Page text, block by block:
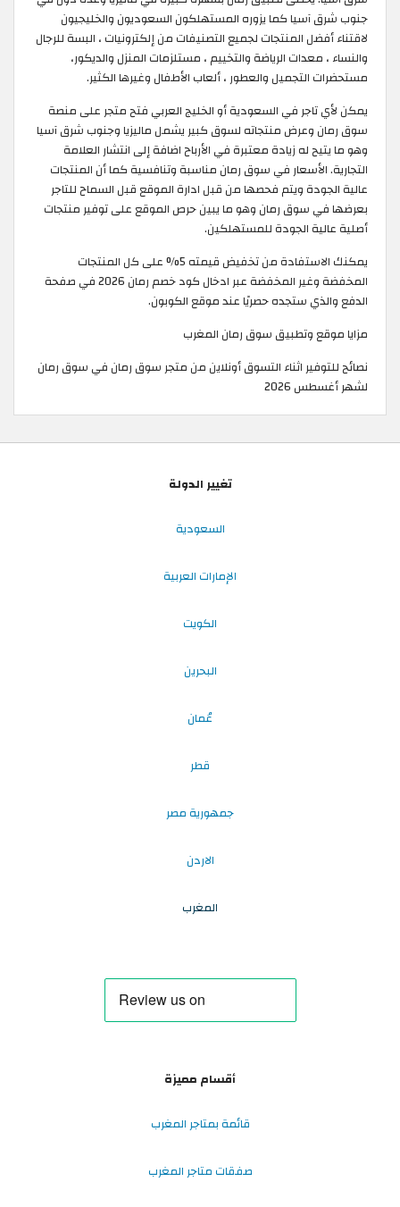
جنوب شرق آسيا كما يزوره المستهلكون السعوديون والخليجيون
لاقتناء أفضل المنتجات لجميع التصنيفات من إلكترونيات ، البسة للرجال
والنساء ، معدات الرياضة والتخييم ، مستلزمات المنزل والديكور،
مستحضرات التجميل والعطور ، ألعاب الأطفال وغيرها الكثير.
يمكن لأي تاجر في السعودية أو الخليج العربي فتح متجر على منصة
سوق رمان وعرض منتجاته لسوق كبير يشمل ماليزيا وجنوب شرق آسيا
وهو ما يتيح له زيادة معتبرة في الأرباح اضافة إلى انتشار العلامة
التجارية. الأسعار في سوق رمان مناسبة وتنافسية كما أن المنتجات
عالية الجودة ويتم فحصها من قبل ادارة الموقع قبل السماح للتاجر
بعرضها في سوق رمان وهو ما يبين حرص الموقع على توفير منتجات
أصلية عالية الجودة للمستهلكين.
يمكنك الاستفادة من تخفيض قيمته 5% على كل المنتجات
المخفضة وغير المخفضة عبر ادخال كود خصم رمان 2026 في صفحة
الدفع والذي ستجده حصريًا عند موقع الكوبون.
مزايا موقع وتطبيق سوق رمان المغرب
نصائح للتوفير اثناء التسوق أونلاين من متجر سوق رمان في سوق رمان
لشهر أغسطس 2026
تغيير الدولة
السعودية
الإمارات العربية
الكويت
البحرين
عُمان
قطر
جمهورية مصر
الاردن
المغرب
أقسام مميزة
قائمة بمتاجر المغرب
صفقات متاجر المغرب